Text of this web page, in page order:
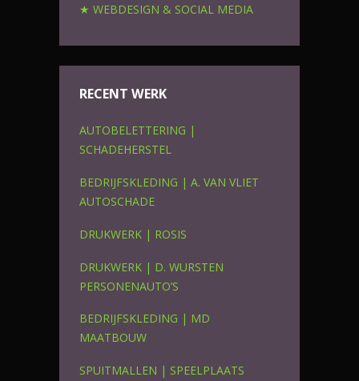
★ WEBDESIGN & SOCIAL MEDIA
RECENT WERK
AUTOBELETTERING |
SCHADEHERSTEL
BEDRIJFSKLEDING | A. VAN VLIET
AUTOSCHADE
DRUKWERK | ROSIS
DRUKWERK | D. WURSTEN
PERSONENAUTO’S
BEDRIJFSKLEDING | MD
MAATBOUW
SPUITMALLEN | SPEELPLAATS